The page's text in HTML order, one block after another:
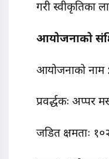
गरी स्वीकृतिका
आयोजनाको
आयोजनाको नाम :
प्रवर्द्धकः अप्पर
जडित क्षमताः